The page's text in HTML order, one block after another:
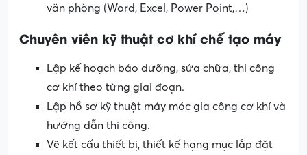
văn phòng (Word, Excel, Power Point,…)
Chuyên viên kỹ thuật cơ khí chế tạo máy
Lập kế hoạch bảo dưỡng, sửa chữa, thi công
cơ khí theo từng giai đoạn.
Lập hồ sơ kỹ thuật máy móc gia công cơ khí và
hướng dẫn thi công.
Vẽ kết cấu thiết bị, thiết kế hạng mục lắp đặt